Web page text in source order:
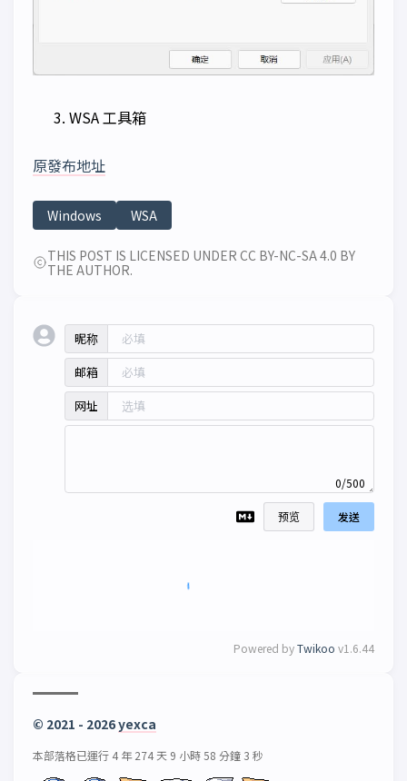
WSA 工具箱
原發布地址
Windows WSA
THIS POST IS LICENSED UNDER CC BY-NC-SA 4.0 BY
THE AUTHOR.
昵称
邮箱
网址
0/500
预览 发送
Powered byTwikoo v1.6.44
© 2021 - 2026yexca
本部落格已運行 4 年 274 天 9 小時 58 分鐘 4 秒